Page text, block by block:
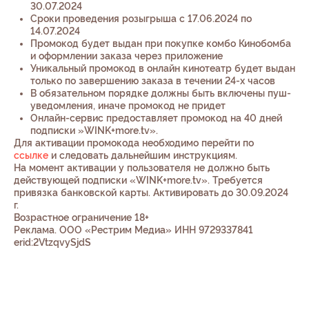
30.07.2024
Сроки проведения розыгрыша с 17.06.2024 по
14.07.2024
Промокод будет выдан при покупке комбо Кинобомба
и оформлении заказа через приложение
Уникальный промокод в онлайн кинотеатр будет выдан
только по завершению заказа в течении 24-х часов
В обязательном порядке должны быть включены пуш-
уведомления, иначе промокод не придет
Онлайн-сервис предоставляет промокод на 40 дней
подписки »WINK+more.tv».
Для активации промокода необходимо перейти по
ссылке и следовать дальнейшим инструкциям.
На момент активации у пользователя не должно быть
действующей подписки «WINK+more.tv». Требуется
привязка банковской карты. Активировать до 30.09.2024
г.
Возрастное ограничение 18+
Реклама. ООО «Рестрим Медиа» ИНН 9729337841
erid:2VtzqvySjdS